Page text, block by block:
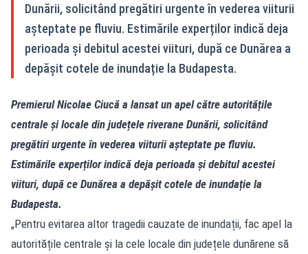
Dunării, solicitând pregătiri urgente în vederea viiturii
așteptate pe fluviu. Estimările experților indică deja
perioada și debitul acestei viituri, după ce Dunărea a
depășit cotele de inundație la Budapesta.
Premierul Nicolae Ciucă a lansat un apel către autoritățile
centrale și locale din județele riverane Dunării, solicitând
pregătiri urgente în vederea viiturii așteptate pe fluviu.
Estimările experților indică deja perioada și debitul acestei
viituri, după ce Dunărea a depășit cotele de inundație la
Budapesta.
„Pentru evitarea altor tragedii cauzate de inundații, fac apel la
autoritățile centrale și la cele locale din județele dunărene să